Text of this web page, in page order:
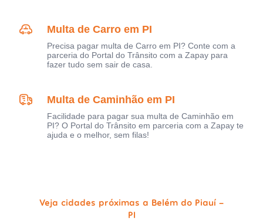
Multa de Carro em PI
Precisa pagar multa de Carro em PI? Conte com a
parceria do Portal do Trânsito com a Zapay para
fazer tudo sem sair de casa.
Multa de Caminhão em PI
Facilidade para pagar sua multa de Caminhão em
PI? O Portal do Trânsito em parceria com a Zapay te
ajuda e o melhor, sem filas!
Veja cidades próximas a Belém do Piauí -
PI